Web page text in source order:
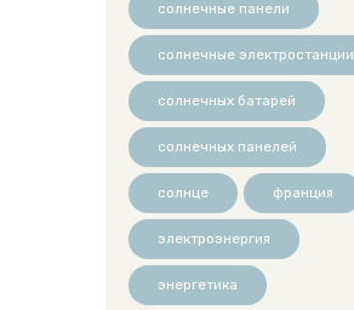
солнечные панели
солнечные электростанции
солнечных батарей
солнечных панелей
солнце франция
электроэнергия
энергетика